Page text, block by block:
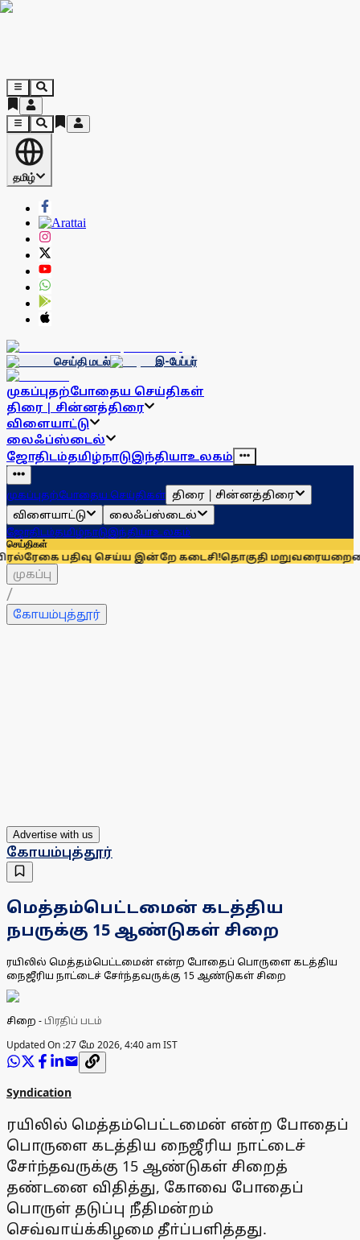
தமிழ்
செய்தி மடல் இ-பேப்பர்
முகப்புதற்போதைய செய்திகள்
திரை | சின்னத்திரை
விளையாட்டு
லைஃப்ஸ்டைல்
ஜோதிடம்தமிழ்நாடுஇந்தியாஉலகம்
முகப்புதற்போதைய செய்திகள் திரை | சின்னத்திரை
விளையாட்டு
லைஃப்ஸ்டைல்
ஜோதிடம்தமிழ்நாடுஇந்தியாஉலகம்
செய்திகள்
செய்ய இன்றே கடைசி!தொகுதி மறுவரையறையை
முகப்பு
/
கோயம்புத்தூர்
Advertise with us
கோயம்புத்தூர்
மெத்தம்பெட்டமைன் கடத்திய
நபருக்கு 15 ஆண்டுகள் சிறை
ரயிலில் மெத்தம்பெட்டமைன் என்ற போதைப் பொருளை கடத்திய
நைஜீரிய நாட்டைச் சோ்ந்தவருக்கு 15 ஆண்டுகள் சிறை
சிறை - பிரதிப் படம்
Updated On :27 மே 2026, 4:40 am IST
Syndication
ரயிலில் மெத்தம்பெட்டமைன் என்ற போதைப்
பொருளை கடத்திய நைஜீரிய நாட்டைச்
சோ்ந்தவருக்கு 15 ஆண்டுகள் சிறைத்
தண்டனை விதித்து, கோவை போதைப்
பொருள் தடுப்பு நீதிமன்றம்
செவ்வாய்க்கிழமை தீா்ப்பளித்தது.